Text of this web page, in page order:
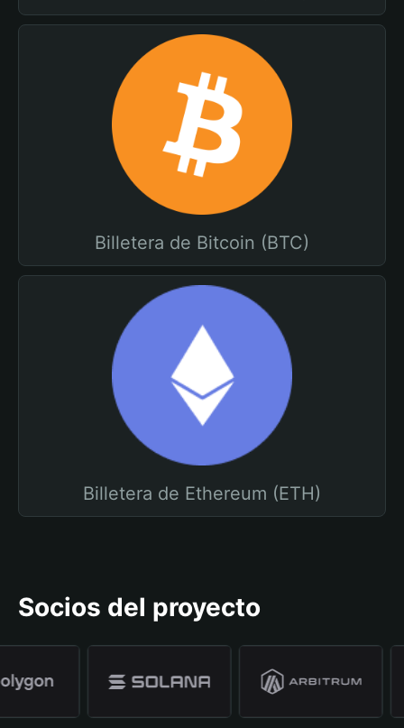
Billetera de Bitcoin (BTC)
Billetera de Ethereum (ETH)
Socios del proyecto